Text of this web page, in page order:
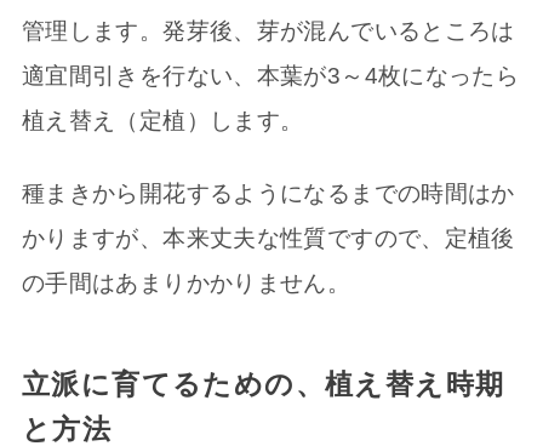
管理します。発芽後、芽が混んでいるところは
適宜間引きを行ない、本葉が3～4枚になったら
植え替え（定植）します。
種まきから開花するようになるまでの時間はか
かりますが、本来丈夫な性質ですので、定植後
の手間はあまりかかりません。
立派に育てるための、植え替え時期
と方法